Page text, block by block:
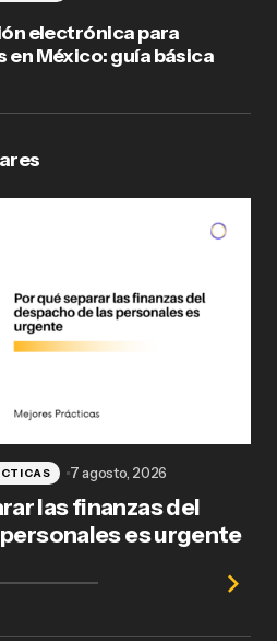
electrónica para
en México: guía básica
las finanzas del
es urgente
7 agosto, 2026